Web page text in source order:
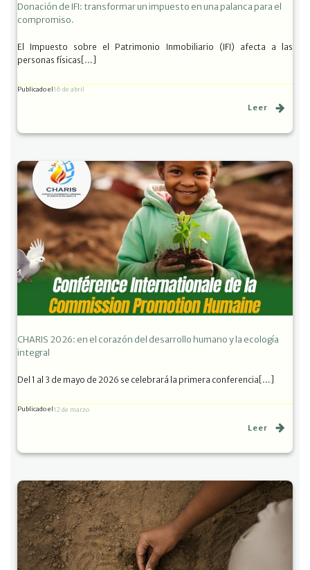
Donación de IFI: transformar un impuesto en una palanca para el
compromiso.
El Impuesto sobre el Patrimonio Inmobiliario (IFI) afecta a las
personas físicas[…]
Publicado el16 de abril
Leer
CHARIS 2026: en el corazón del desarrollo humano y la ecología
integral
Del 1 al 3 de mayo de 2026 se celebrará la primera conferencia[…]
Publicado el 12 de marzo
Leer